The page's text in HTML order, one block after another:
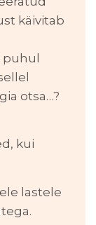
käivitab
otsa…?
kui
lastele